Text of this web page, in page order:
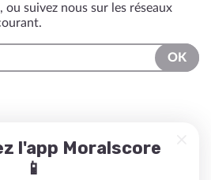
ou suivez nous sur les réseaux
OK
l'app Moralscore
📱